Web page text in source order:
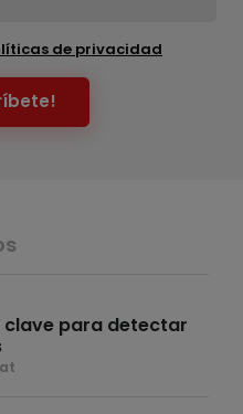
de privacidad
clave para detectar